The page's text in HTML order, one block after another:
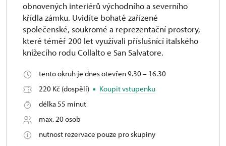
obnovených interiérů východního a severního
křídla zámku. Uvidíte bohatě zařízené
společenské, soukromé a reprezentační prostory,
které téměř 200 let využívali příslušnící italského
knížecího rodu Collalto e San Salvatore.
tento okruh je dnes otevřen 9.30 – 16.30
220 Kč (dospělí)
Koupit vstupenku
délka 55 minut
max. 20 osob
nutnost rezervace pouze pro skupiny